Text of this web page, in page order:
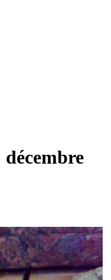
décembre